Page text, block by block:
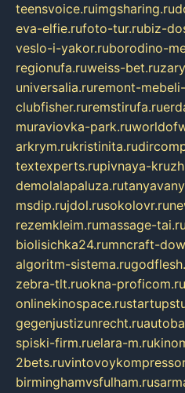
teensvoice.ruimgsharing.ru
eva-elfie.rufoto-tur.rubiz-
veslo-i-yakor.ruborodino-
regionufa.ruweiss-bet.ru
universalia.ruremont-
clubfisher.ruremstirufa.ru
muraviovka-park.ru
arkrym.rukristinita.ru
textexperts.rupivnaya-
demolalapaluza.ru
msdip.rujdol.rusokolovr.ru
rezemkleim.rumassage-tai.ru
biolisichka24.rumncraft-
algoritm-sistema.ru
zebra-tlt.ruokna-proficom.ru
onlinekinospace.ru
gegenjustizunrecht.ru
spiski-firm.ruelara-m.ru
2bets.ru
birminghamvsfulham.ru